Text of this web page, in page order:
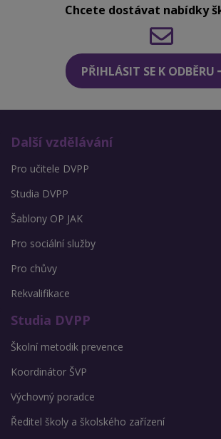
Chcete dostávat nabídky
PŘIHLÁSIT SE K ODBĚRU
Další vzdělávání
Pro učitele DVPP
Studia DVPP
Šablony OP JAK
Pro sociální služby
Pro chůvy
Rekvalifikace
Studia DVPP
Školní metodik prevence
Koordinátor ŠVP
Výchovný poradce
Ředitel školy a školského zařízení